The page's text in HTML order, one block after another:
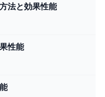
法と効果性能
性能